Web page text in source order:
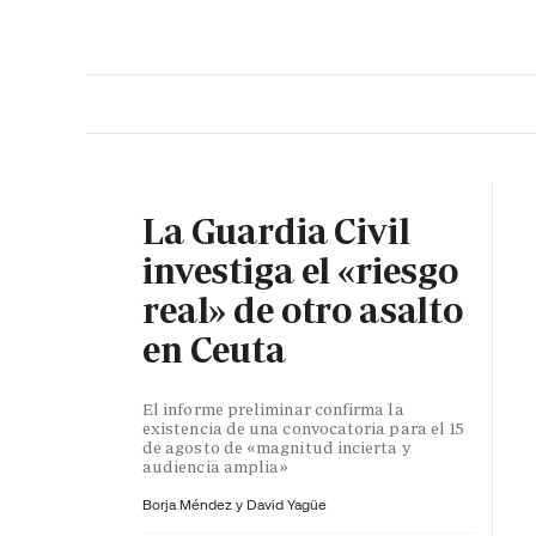
La Guardia Civil
investiga el «riesgo
real» de otro asalto
en Ceuta
El informe preliminar confirma la
existencia de una convocatoria para el 15
de agosto de «magnitud incierta y
audiencia amplia»
Borja Méndez y David Yagüe